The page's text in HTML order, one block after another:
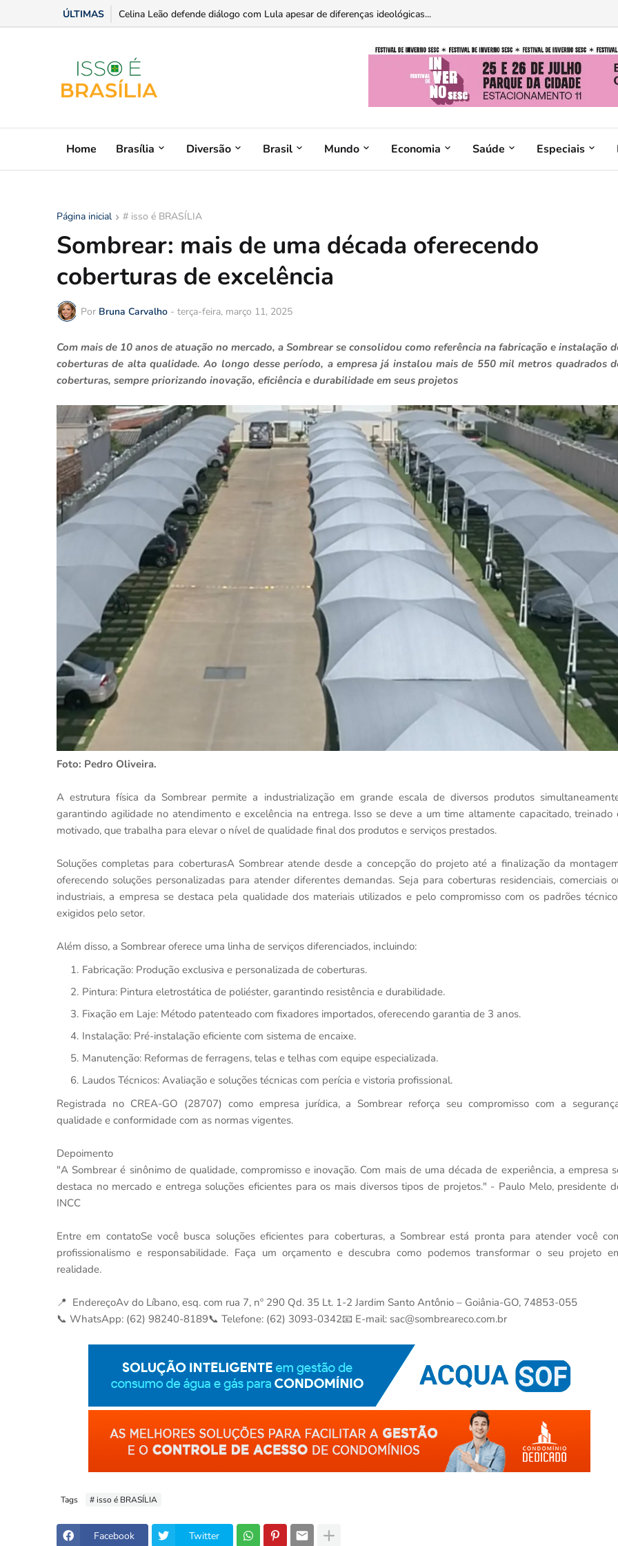
ÚLTIMAS Celina Leão defende diálogo com Lula apesar de diferenças ideológicas...
Home Brasília Diversão Brasil Mundo Economia Saúde Especiais
Página inicial # isso é BRASÍLIA
Sombrear: mais de uma década oferecendo
coberturas de excelência
Por Bruna Carvalho - terça-feira, março 11, 2025
Com mais de 10 anos de atuação no mercado, a Sombrear se consolidou como referência na fabricação e instalação
coberturas de alta qualidade. Ao longo desse período, a empresa já instalou mais de 550 mil metros quadrados
coberturas, sempre priorizando inovação, eficiência e durabilidade em seus projetos
Foto: Pedro Oliveira.
A estrutura física da Sombrear permite a industrialização em grande escala de diversos produtos
garantindo agilidade no atendimento e excelência na entrega. Isso se deve a um time altamente capacitado, treinado
motivado, que trabalha para elevar o nível de qualidade final dos produtos e serviços prestados.
Soluções completas para coberturasA Sombrear atende desde a concepção do projeto até a finalização da
oferecendo soluções personalizadas para atender diferentes demandas. Seja para coberturas residenciais, comerciais
industriais, a empresa se destaca pela qualidade dos materiais utilizados e pelo compromisso com os padrões
exigidos pelo setor.
Além disso, a Sombrear oferece uma linha de serviços diferenciados, incluindo:
Fabricação: Produção exclusiva e personalizada de coberturas.
Pintura: Pintura eletrostática de poliéster, garantindo resistência e durabilidade.
Fixação em Laje: Método patenteado com fixadores importados, oferecendo garantia de 3 anos.
Instalação: Pré-instalação eficiente com sistema de encaixe.
Manutenção: Reformas de ferragens, telas e telhas com equipe especializada.
Laudos Técnicos: Avaliação e soluções técnicas com perícia e vistoria profissional.
Registrada no CREA-GO (28707) como empresa jurídica, a Sombrear reforça seu compromisso com a
qualidade e conformidade com as normas vigentes.
Depoimento
"A Sombrear é sinônimo de qualidade, compromisso e inovação. Com mais de uma década de experiência, a empresa
destaca no mercado e entrega soluções eficientes para os mais diversos tipos de projetos." - Paulo Melo, presidente
INCC
Entre em contatoSe você busca soluções eficientes para coberturas, a Sombrear está pronta para atender você
profissionalismo e responsabilidade. Faça um orçamento e descubra como podemos transformar o seu projeto
realidade.
📍 EndereçoAv do Líbano, esq. com rua 7, nº 290 Qd. 35 Lt. 1-2 Jardim Santo Antônio – Goiânia-GO, 74853-055
📞 WhatsApp: (62) 98240-8189📞 Telefone: (62) 3093-0342📧 E-mail: sac@sombreareco.com.br
Tags # isso é BRASÍLIA
Facebook Twitter